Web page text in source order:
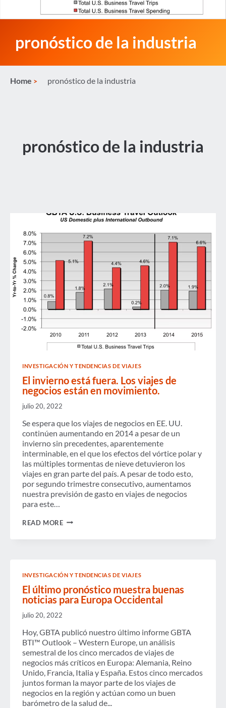
pronóstico de la industria
Home pronóstico de la industria
pronóstico de la industria
INVESTIGACIÓN Y TENDENCIAS DE VIAJES
El invierno está fuera. Los viajes de
negocios están en movimiento.
julio 20, 2022
Se espera que los viajes de negocios en EE. UU.
continúen aumentando en 2014 a pesar de un
invierno sin precedentes, aparentemente
interminable, en el que los efectos del vórtice polar y
las múltiples tormentas de nieve detuvieron los
viajes en gran parte del país. A pesar de todo esto,
por segundo trimestre consecutivo, aumentamos
nuestra previsión de gasto en viajes de negocios
para este…
READ MOREEL
NEGOCIOS
EN
MOVIMIENTO.
INVESTIGACIÓN Y TENDENCIAS DE VIAJES
El último pronóstico muestra buenas
noticias para Europa Occidental
julio 20, 2022
Hoy, GBTA publicó nuestro último informe GBTA
BTI™ Outlook – Western Europe, un análisis
semestral de los cinco mercados de viajes de
negocios más críticos en Europa: Alemania, Reino
Unido, Francia, Italia y España. Estos cinco mercados
juntos forman la mayor parte de los viajes de
negocios en la región y actúan como un buen
barómetro de la salud de...